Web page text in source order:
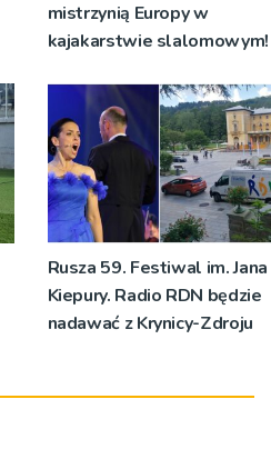
mistrzynią Europy w
kajakarstwie slalomowym!
Rusza 59. Festiwal im. Jana
Kiepury. Radio RDN będzie
nadawać z Krynicy-Zdroju